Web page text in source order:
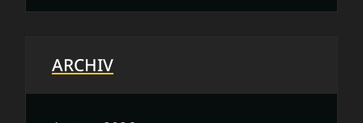
ARCHIV